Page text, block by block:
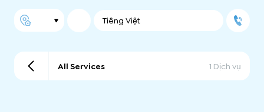
Tiếng Việt
All Services 1 Dịch vụ